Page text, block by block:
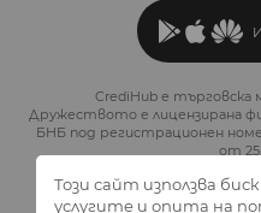
CrediHub е търговска
Дружеството е лицензирана
БНБ под регистрационен
от
Този сайт използва
услугите и опита на